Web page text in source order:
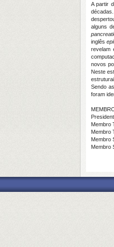
A partir
alguns
inglês
revelam
novos
Neste
Sendo
foram
Membro
Membro
Membro
Membro